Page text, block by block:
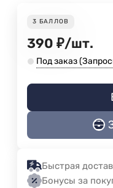
3 БАЛЛОВ
390 ₽/шт.
Под заказ
Быстрая
Бонусы за